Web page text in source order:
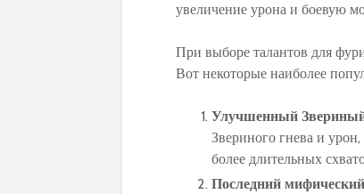
увеличение урона и боевую
При выборе талантов для
Вот некоторые наиболее
Улучшенный
Звериного гнева и
более длительных
Последний